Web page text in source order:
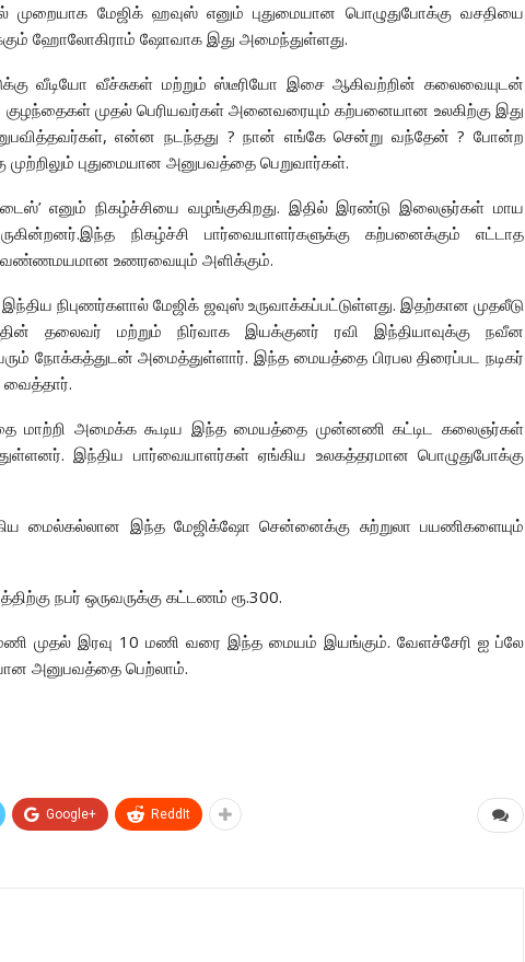
முறையாக மேஜிக் ஹவுஸ் எனும் புதுமையான பொழுதுபோக்கு வசதியை
ஹோலோகிராம் ஷோவாக இது அமைந்துள்ளது.
வீடியோ வீச்சுகள் மற்றும் ஸ்டீரியோ இசை ஆகிவற்றின் கலைவையுடன்
முதல் பெரியவர்கள் அனைவரையும் கற்பனையான உலகிற்கு இது
என்ன நடந்தது ? நான் எங்கே சென்று வந்தேன் ? போன்ற
புதுமையான அனுபவத்தை பெறுவார்கள்.
எனும் நிகழ்ச்சியை வழங்குகிறது. இதில் இரண்டு இலைஞர்கள் மாய
நிகழ்ச்சி பார்வையாளர்களுக்கு கற்பனைக்கும் எட்டாத
வண்ணமயமான உணரவையும் அளிக்கும்.
நிபுணர்களால் மேஜிக் ஜவுஸ் உருவாக்கப்பட்டுள்ளது. இதற்கான முதலீடு
தலைவர் மற்றும் நிர்வாக இயக்குனர் ரவி இந்தியாவுக்கு நவீன
நோக்கத்துடன் அமைத்துள்ளார். இந்த மையத்தை பிரபல திரைப்பட நடிகர்
வைத்தார்.
மாற்றி அமைக்க கூடிய இந்த மையத்தை முன்னணி கட்டிட கலைஞர்கள்
இந்திய பார்வையாளர்கள் ஏங்கிய உலகத்தரமான பொழுதுபோக்கு
மைல்கல்லான இந்த மேஜிக்‌ஷோ சென்னைக்கு சுற்றுலா பயணிகளையும்
நபர் ஒருவருக்கு கட்டணம் ரூ.300.
முதல் இரவு 10 மணி வரை இந்த மையம் இயங்கும். வேளச்சேரி ஐ ப்லே
அனுபவத்தை பெற்லாம்.
Google+ ReddIt